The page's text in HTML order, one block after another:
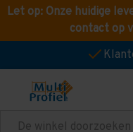
Let op: Onze huidige
contact op
Zoeken